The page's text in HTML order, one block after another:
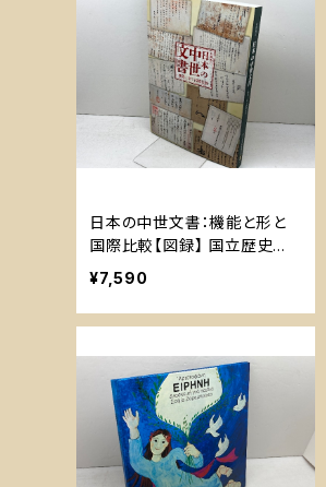
日本の中世文書：機能と形と
国際比較【図録】 国立歴史民
俗博物館 国立歴史民俗博物
¥7,590